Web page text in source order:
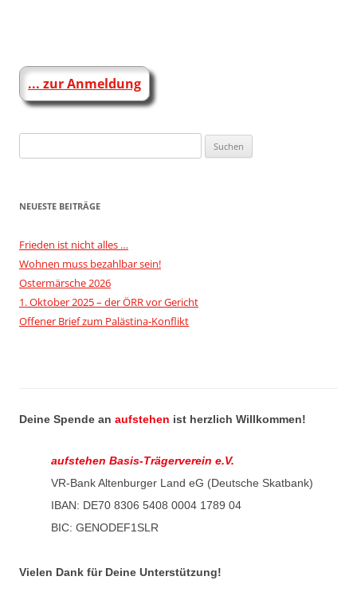
... zur Anmeldung
nach:
NEUESTE BEITRÄGE
Frieden ist nicht alles …
Wohnen muss bezahlbar sein!
Ostermärsche 2026
1. Oktober 2025 – der ÖRR vor Gericht
Offener Brief zum Palästina-Konflikt
Deine Spende an aufstehen ist herzlich Willkommen!
aufstehen Basis-Trägerverein e.V.
VR-Bank Altenburger Land eG (Deutsche Skatbank)
IBAN: DE70 8306 5408 0004 1789 04
BIC: GENODEF1SLR
Vielen Dank für Deine Unterstützung!